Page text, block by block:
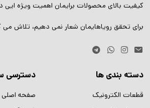
کیفیت بالای محصولات برایمان اهمیت ویژه ایی
برای تحقق رویاهایمان شعار نمی دهیم، تلاش می
دسته بندی ها
قطعات الکترونیک
دسترسی
صفحه اصلی